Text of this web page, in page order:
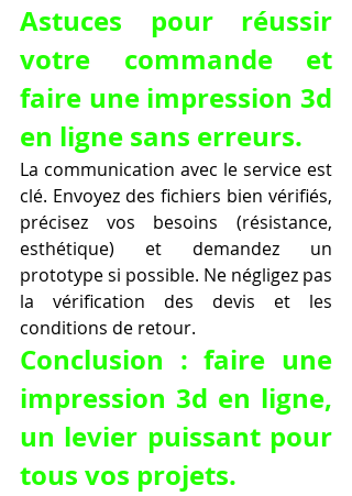
Astuces pour réussir
votre commande et
faire une impression 3d
en ligne sans erreurs.
La communication avec le service est
clé. Envoyez des fichiers bien vérifiés,
précisez vos besoins (résistance,
esthétique) et demandez un
prototype si possible. Ne négligez pas
la vérification des devis et les
conditions de retour.
Conclusion : faire une
impression 3d en ligne,
un levier puissant pour
tous vos projets.